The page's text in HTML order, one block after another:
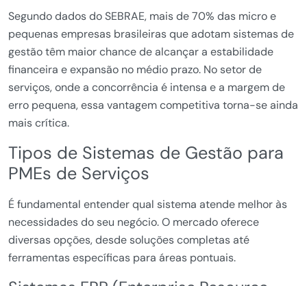
Segundo dados do SEBRAE, mais de 70% das micro e
pequenas empresas brasileiras que adotam sistemas de
gestão têm maior chance de alcançar a estabilidade
financeira e expansão no médio prazo. No setor de
serviços, onde a concorrência é intensa e a margem de
erro pequena, essa vantagem competitiva torna-se ainda
mais crítica.
Tipos de Sistemas de Gestão para
PMEs de Serviços
É fundamental entender qual sistema atende melhor às
necessidades do seu negócio. O mercado oferece
diversas opções, desde soluções completas até
ferramentas específicas para áreas pontuais.